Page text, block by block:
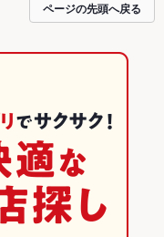
ページの先頭へ戻る